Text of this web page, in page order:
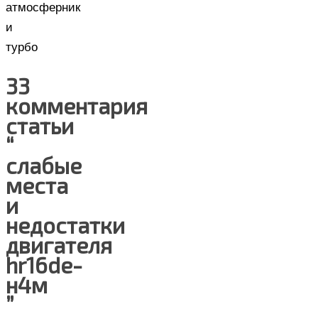
атмосферник
и
турбо
33
комментария
статьи
“
слабые
места
и
недостатки
двигателя
hr16de-
н4м
”